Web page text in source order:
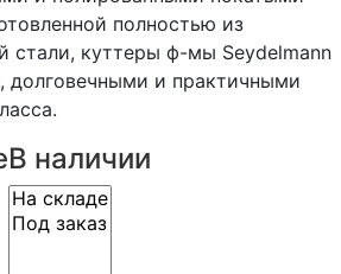
полностью из
стали, куттеры ф-мы Seydelmann
долговечными и практичными
В наличии